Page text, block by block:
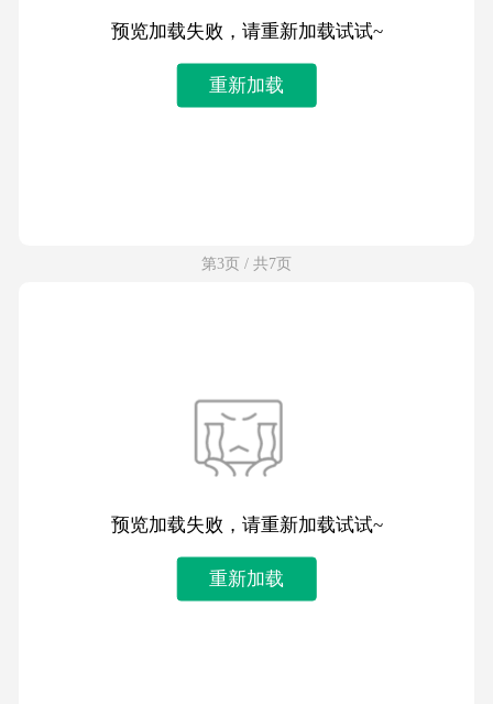
预览加载失败，请重新加载试试~
重新加载
第3页 / 共7页
预览加载失败，请重新加载试试~
重新加载